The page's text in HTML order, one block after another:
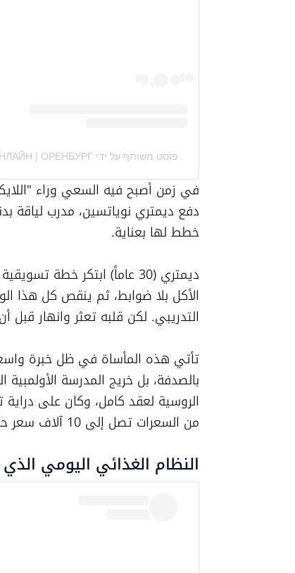
פוסט משותף על ידי ‏‎ФИТНЕС | ТРЕНЕР | ОНЛАЙН | ОРЕНБУРГ‎‏ (@‏‎dmitryfit‎‏)
خطط لها بعناية.
التدريبي. لكن قلبه تعثر وانهار قبل
من السعرات تصل إلى 10 آلاف سعر حراري يومياً.
النظام الغذائي اليومي